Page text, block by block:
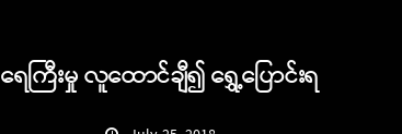
ရေကြီးမှု လူထောင်ချီ၍ ရွှေ့ပြောင်းရ